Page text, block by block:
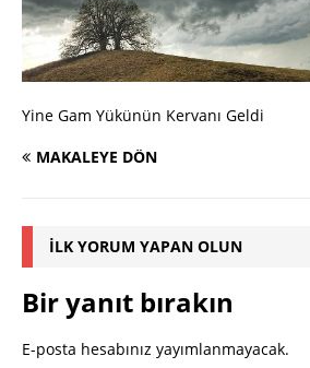
Yine Gam Yükünün Kervanı Geldi
MAKALEYE DÖN
İLK YORUM YAPAN OLUN
Bir yanıt bırakın
E-posta hesabınız yayımlanmayacak.